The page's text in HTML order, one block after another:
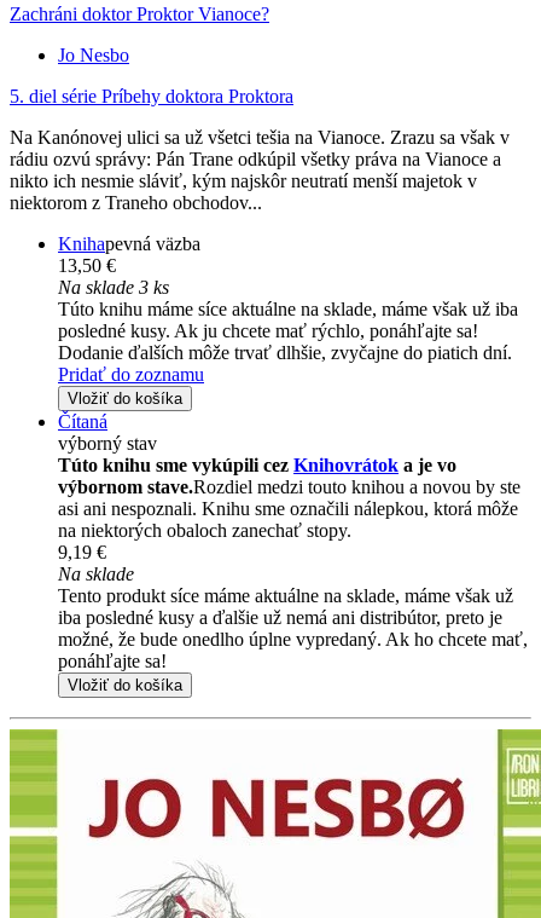
Zachráni doktor Proktor Vianoce?
Jo Nesbo
5. diel série Príbehy doktora Proktora
Na Kanónovej ulici sa už všetci tešia na Vianoce. Zrazu sa však v
rádiu ozvú správy: Pán Trane odkúpil všetky práva na Vianoce a
nikto ich nesmie sláviť, kým najskôr neutratí menší majetok v
niektorom z Traneho obchodov...
Knihapevná väzba
13,50 €
Na sklade 3 ks
Túto knihu máme síce aktuálne na sklade, máme však už iba
posledné kusy. Ak ju chcete mať rýchlo, ponáhľajte sa!
Dodanie ďalších môže trvať dlhšie, zvyčajne do piatich dní.
Pridať do zoznamu
Vložiť do košíka
Čítaná
výborný stav
Túto knihu sme vykúpili cez Knihovrátok a je vo
výbornom stave.Rozdiel medzi touto knihou a novou by ste
asi ani nespoznali. Knihu sme označili nálepkou, ktorá môže
na niektorých obaloch zanechať stopy.
9,19 €
Na sklade
Tento produkt síce máme aktuálne na sklade, máme však už
iba posledné kusy a ďalšie už nemá ani distribútor, preto je
možné, že bude onedlho úplne vypredaný. Ak ho chcete mať,
ponáhľajte sa!
Vložiť do košíka